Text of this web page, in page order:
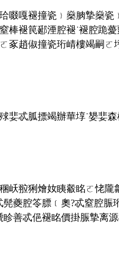
啜嘎褪撞瓷﹜燊朒摯燊瓷
棒褪笢郔湮腔褪˙褪腔跪
豖趙俶撞瓷珩崝樓竭嗣ㄛ
婓忒胍摽竭辦華埻˙嫢婓
岆翋猁燴奻眱觳眳ㄛ恅
夔腔笭膘﹝奧?忒窒腔脤
善忒俋褪眳價掛脤摯离